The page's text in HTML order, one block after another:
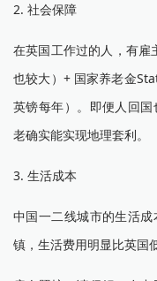
2. 社会保障
在英国工作过的人，有
也较大）+ 国家养老金
英镑每年）。即便人回
老确实能实现地理套利。
3. 生活成本
中国一二线城市的生活
镇，生活费用明显比英国低